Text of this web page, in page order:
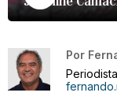
Por
Periodista